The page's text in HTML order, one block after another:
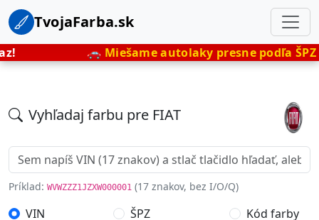
TvojaFarba.sk
🚗Miešame autolaky presne podľa ŠPZ
Vyhľadaj farbu pre FIAT
Príklad: WVWZZZ1JZXW000001 (17 znakov, bez I/O/Q)
VIN ŠPZ Kód farby